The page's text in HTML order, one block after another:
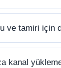
ve tamiri için
kanal